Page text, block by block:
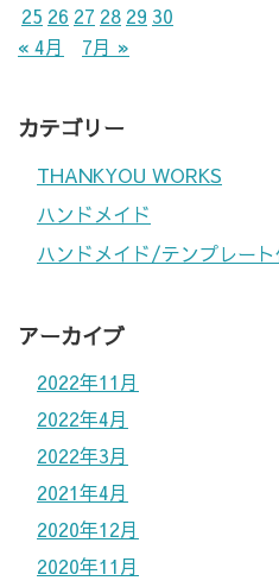
25 26 27 28 29 30
« 4月
7月 »
カテゴリー
THANKYOU WORKS
ハンドメイド
ハンドメイド/テンプレー
アーカイブ
2022年11月
2022年4月
2022年3月
2021年4月
2020年12月
2020年11月